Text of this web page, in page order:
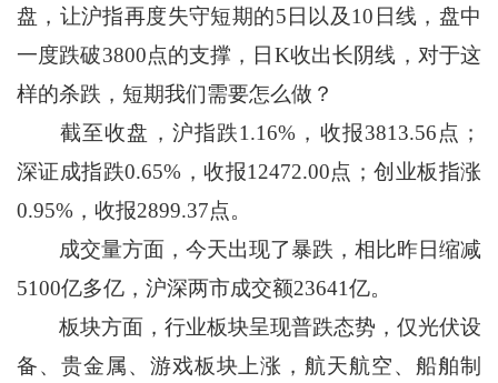
盘，让沪指再度失守短期的5日以及10日线，盘中
一度跌破3800点的支撑，日K收出长阴线，对于这
样的杀跌，短期我们需要怎么做？
截至收盘，沪指跌1.16%，收报3813.56点；
深证成指跌0.65%，收报12472.00点；创业板指涨
0.95%，收报2899.37点。
成交量方面，今天出现了暴跌，相比昨日缩减
5100亿多亿，沪深两市成交额23641亿。
板块方面，行业板块呈现普跌态势，仅光伏设
备、贵金属、游戏板块上涨，航天航空、船舶制